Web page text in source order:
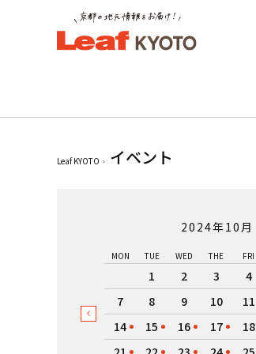
Leaf KYOTO イベント
2024年10月
MON TUE WED THE FRI
1 2 3 4
7
8 9 10 11
14
15 16 17 18